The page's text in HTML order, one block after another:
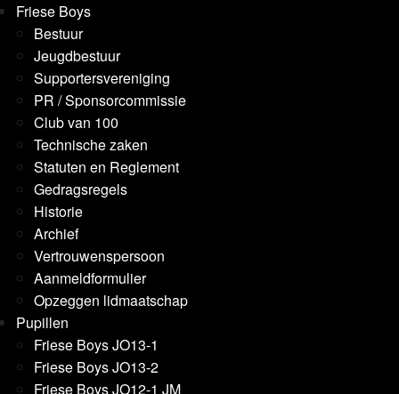
Friese Boys
Bestuur
Jeugdbestuur
Supportersvereniging
PR / Sponsorcommissie
Club van 100
Technische zaken
Statuten en Reglement
Gedragsregels
Historie
Archief
Vertrouwenspersoon
Aanmeldformulier
Opzeggen lidmaatschap
Pupillen
Friese Boys JO13-1
Friese Boys JO13-2
Friese Boys JO12-1 JM